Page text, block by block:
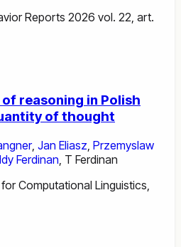
Reports 2026 vol. 22, art.
reasoning in Polish
of thought
, Jan Eliasz Przemyslaw
Ferdinan T Ferdinan
Computational Linguistics,